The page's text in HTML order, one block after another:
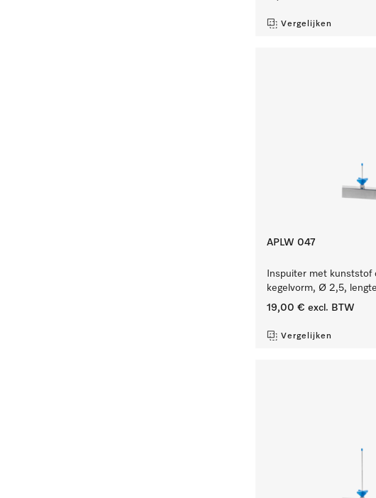
Vergelijken
APLW 047
Inspuiter met kunststof
kegelvorm, Ø 2,5,
19,00 € excl. BTW
Vergelijken